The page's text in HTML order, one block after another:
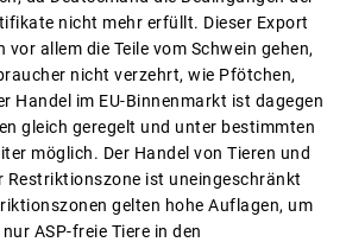
nicht mehr erfüllt. Dieser Export
allem die Teile vom Schwein gehen,
nicht verzehrt, wie Pfötchen,
Handel im EU-Binnenmarkt ist dagegen
gleich geregelt und unter bestimmten
möglich. Der Handel von Tieren und
Restriktionszone ist uneingeschränkt
gelten hohe Auflagen, um
ASP-freie Tiere in den